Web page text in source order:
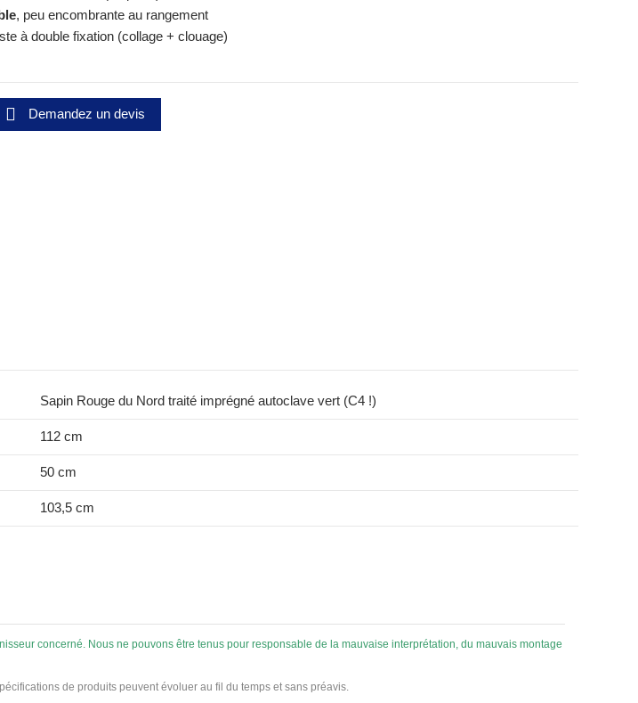
, peu encombrante au rangement
à double fixation (collage + clouage)
Demandez un devis
Sapin Rouge du Nord traité imprégné autoclave vert (C4 !)
112 cm
50 cm
103,5 cm
concerné. Nous ne pouvons être tenus pour responsable de la mauvaise interprétation, du mauvais montage
de produits peuvent évoluer au fil du temps et sans préavis.